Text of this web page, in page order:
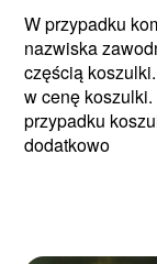
W przypadku
nazwiska
częścią
w cenę
przypadku
dodatkowo